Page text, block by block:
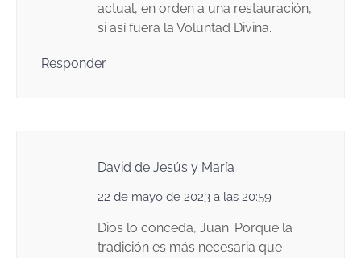
actual, en orden a una restauración,
si así fuera la Voluntad Divina.
Responder
David de Jesús y María
22 de mayo de 2023 a las 20:59
Dios lo conceda, Juan. Porque la
tradición es más necesaria que